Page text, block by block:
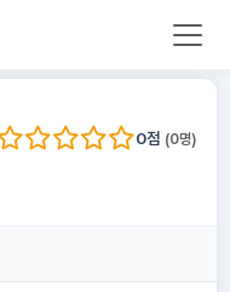
0점 (0명)